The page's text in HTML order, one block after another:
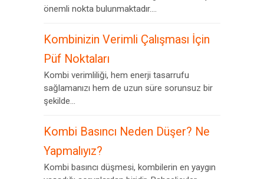
önemli nokta bulunmaktadır....
Kombinizin Verimli Çalışması İçin
Püf Noktaları
Kombi verimliliği, hem enerji tasarrufu
sağlamanızı hem de uzun süre sorunsuz bir
şekilde...
Kombi Basıncı Neden Düşer? Ne
Yapmalıyız?
Kombi basıncı düşmesi, kombilerin en yaygın